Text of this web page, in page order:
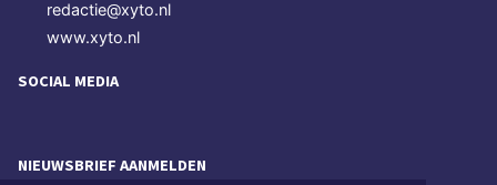
redactie@xyto.nl
www.xyto.nl
SOCIAL MEDIA
NIEUWSBRIEF AANMELDEN